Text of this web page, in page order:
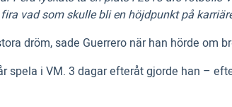
vad som skulle bli en höjdpunkt på
dröm, sade Guerrero när han hörde om
spela i VM. 3 dagar efteråt gjorde han –